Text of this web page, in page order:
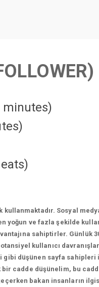
minutes)
)
Sosyal
yoğun ve fazla şekilde
sahiptirler. Günlük
kullanıcı
düşünen sayfa sahipleri
cadde düşünelim, bu
bakan insanların